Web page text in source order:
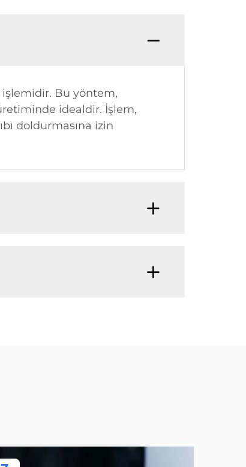
Bu yöntem,
idealdir. İşlem,
doldurmasına izin